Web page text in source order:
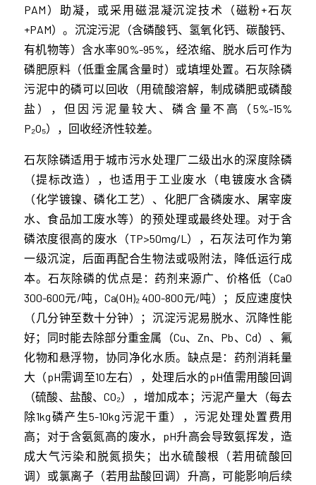
PAM）助凝，或采用磁混凝沉淀技术（磁粉+石灰
+PAM）。沉淀污泥（含磷酸钙、氢氧化钙、碳酸钙、
有机物等）含水率90%-95%，经浓缩、脱水后可作为
磷肥原料（低重金属含量时）或填埋处置。石灰除磷
污泥中的磷可以回收（用硫酸溶解，制成磷肥或磷酸
盐），但因污泥量较大、磷含量不高（5%-15%
P₂O₅），回收经济性较差。
石灰除磷适用于城市污水处理厂二级出水的深度除磷
（提标改造），也适用于工业废水（电镀废水含磷
（化学镀镍、磷化工艺）、化肥厂含磷废水、屠宰废
水、食品加工废水等）的预处理或最终处理。对于含
磷浓度很高的废水（TP>50mg/L），石灰法可作为第
一级沉淀，后面再配合生物法或吸附法，降低运行成
本。石灰除磷的优点是：药剂来源广、价格低（CaO
300-600元/吨，Ca(OH)₂ 400-800元/吨）；反应速度快
（几分钟至数十分钟）；沉淀污泥易脱水、沉降性能
好；同时能去除部分重金属（Cu、Zn、Pb、Cd）、氟
化物和悬浮物，协同净化水质。缺点是：药剂消耗量
大（pH需调至10左右），处理后水的pH值需用酸回调
（硫酸、盐酸、CO₂），增加成本；污泥产量大（每去
除1kg磷产生5-10kg污泥干重），污泥处理处置费用
高；对于含氨氮高的废水，pH升高会导致氨挥发，造
成大气污染和脱氮损失；出水硫酸根（若用硫酸回
调）或氯离子（若用盐酸回调）升高，可能影响后续